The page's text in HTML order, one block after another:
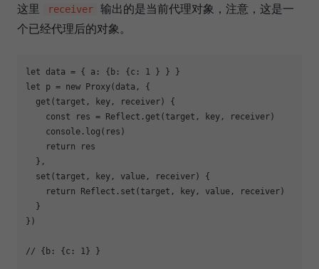
这里 receiver
输出的是当前代理对象，注意，这是一
个已经代理后的对象。
let data = { a : { b : {c : 1
let p = new Proxy(data, {
  get(target, key, receiver) {
const res = Reflect .get(target, key, receiver)
console .log(res)
return res
  },
  set(target, key, value, receiver) {
return
Reflect .set(target, key, value, receiver)
  }
})
// {b: {c: 1} }